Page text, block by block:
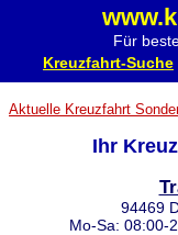
Für
Kreuzfahrt-Suche
Aktuelle Kreuzfahrt
Ihr
94469
Mo-Sa: 08:00-